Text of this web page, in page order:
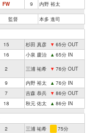
FW 9 内野 裕太
監督 本多 進司
15 杉田 真彦 ▼ 65分 OUT
16 小泉 慶治 ▲ 65分 IN
2 三浦 祐希 ▼ 76分 OUT
9 内野 裕太 ▲ 76分 IN
7 吉森 恭兵 ▼ 86分 OUT
18 秋元 佑太 ▲ 86分 IN
2
三浦 祐希 75分